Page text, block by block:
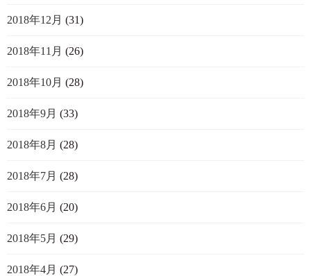
2018年12月 (31)
2018年11月 (26)
2018年10月 (28)
2018年9月 (33)
2018年8月 (28)
2018年7月 (28)
2018年6月 (20)
2018年5月 (29)
2018年4月 (27)